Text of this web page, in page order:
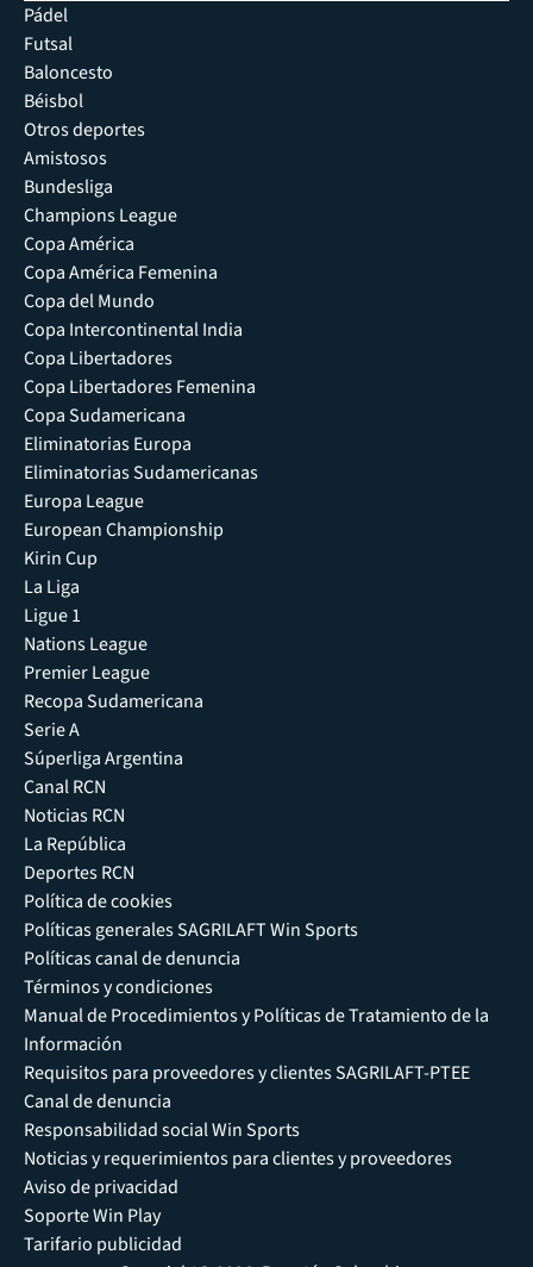
Pádel
Futsal
Baloncesto
Béisbol
Otros deportes
Amistosos
Bundesliga
Champions League
Copa América
Copa América Femenina
Copa del Mundo
Copa Intercontinental India
Copa Libertadores
Copa Libertadores Femenina
Copa Sudamericana
Eliminatorias Europa
Eliminatorias Sudamericanas
Europa League
European Championship
Kirin Cup
La Liga
Ligue 1
Nations League
Premier League
Recopa Sudamericana
Serie A
Súperliga Argentina
Canal RCN
Noticias RCN
La República
Deportes RCN
Política de cookies
Políticas generales SAGRILAFT Win Sports
Políticas canal de denuncia
Términos y condiciones
Manual de Procedimientos y Políticas de Tratamiento de la
Información
Requisitos para proveedores y clientes SAGRILAFT-PTEE
Canal de denuncia
Responsabilidad social Win Sports
Noticias y requerimientos para clientes y proveedores
Aviso de privacidad
Soporte Win Play
Tarifario publicidad